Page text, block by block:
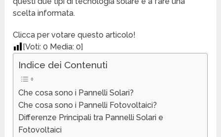
scelta informata.
Clicca per votare questo articolo!
[Voti:0 Media:0]
Indice dei Contenuti
Che cosa sono i Pannelli Solari?
Che cosa sono i Pannelli Fotovoltaici?
Differenze Principali tra Pannelli Solari e
Fotovoltaici